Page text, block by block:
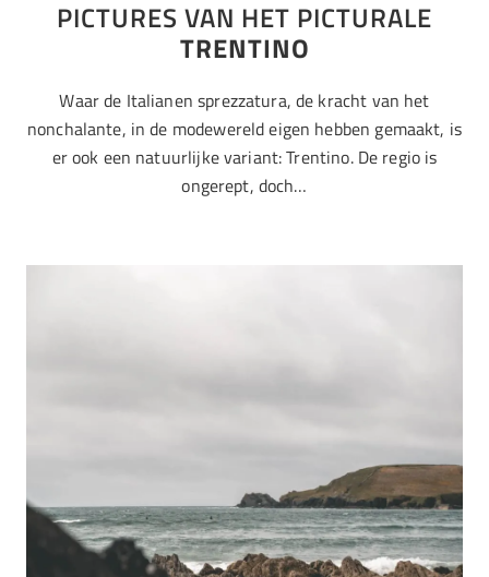
PICTURES VAN HET PICTURALE
TRENTINO
Waar de Italianen sprezzatura, de kracht van het
nonchalante, in de modewereld eigen hebben gemaakt, is
er ook een natuurlijke variant: Trentino. De regio is
ongerept, doch…